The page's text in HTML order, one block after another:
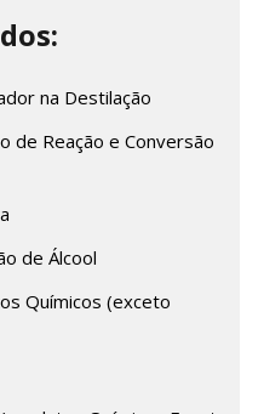
na Destilação
de Reação e Conversão
de Álcool
Químicos (exceto